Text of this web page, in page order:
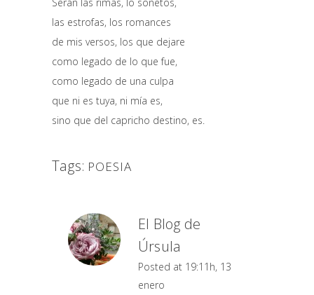
las estrofas, los romances
de mis versos, los que dejare
como legado de lo que fue,
como legado de una culpa
que ni es tuya, ni mía es,
sino que del capricho destino, es.
Tags: POESIA
El Blog de
Úrsula
Posted at 19:11h, 13
enero